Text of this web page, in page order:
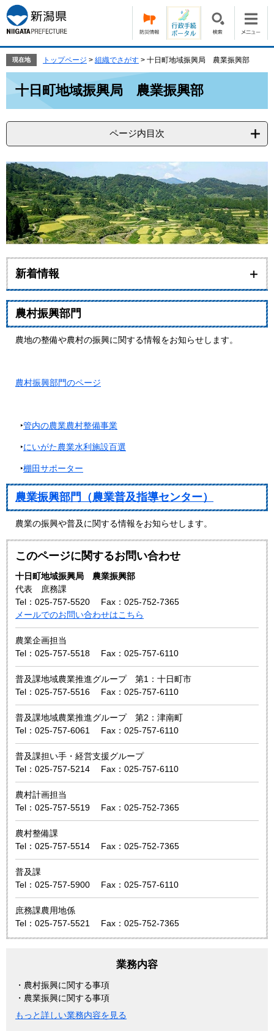
ー
ジ
の
頭
ニ
ュ
ー
飛
て
本
へ
現在地 トップページ > 組織でさがす > 十日町地域振興局 農業振興部
十日町地域振興局 農業振興部
ページ内目次
新着情報
農村振興部門
農地の整備や農村の振興に関する情報をお知らせします。
農村振興部門のページ
‣管内の農業農村整備事業
‣にいがた農業水利施設百選
‣棚田サポーター
農業振興部門（農業普及指導センター）
農業の振興や普及に関する情報をお知らせします。
このページに関するお問い合わせ
十日町地域振興局 農業振興部
代表 庶務課
Tel：025-757-5520
Fax：025-752-7365
メールでのお問い合わせはこちら
農業企画担当
Tel：025-757-5518
Fax：025-757-6110
普及課地域農業推進グループ 第1：十日町市
Tel：025-757-5516
Fax：025-757-6110
普及課地域農業推進グループ 第2：津南町
Tel：025-757-6061
Fax：025-757-6110
普及課担い手・経営支援グループ
Tel：025-757-5214
Fax：025-757-6110
農村計画担当
Tel：025-757-5519
Fax：025-752-7365
農村整備課
Tel：025-757-5514
Fax：025-752-7365
普及課
Tel：025-757-5900
Fax：025-757-6110
庶務課農用地係
Tel：025-757-5521
Fax：025-752-7365
業務内容
・農村振興に関する事項
・農業振興に関する事項
もっと詳しい業務内容を見る